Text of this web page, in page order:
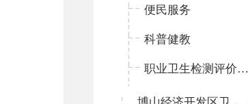
便民服务
科普健教
职业卫生检测评价信息